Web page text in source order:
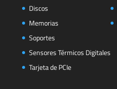
Discos
Memorias
Soportes
Sensores Térmicos Digitales
Tarjeta de PCIe